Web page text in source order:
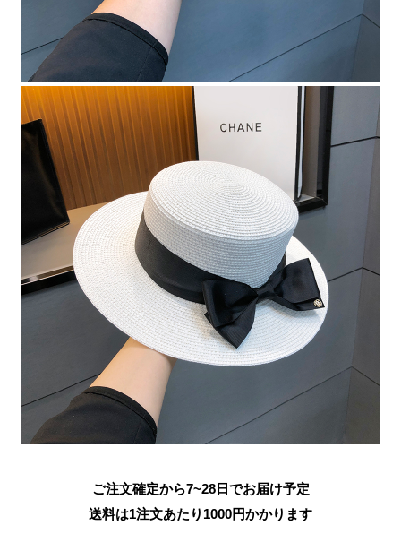
ご注文確定から7~28日でお届け予定
送料は1注文あたり 1000円かかります